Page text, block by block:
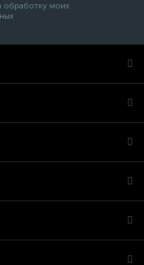
обработку моих